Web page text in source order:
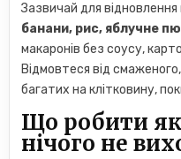
Зазвичай для відновлення
банани, рис, яблучне
макаронів без соусу,
Відмовтеся від
багатих на клітковину,
Що робити
нічого не